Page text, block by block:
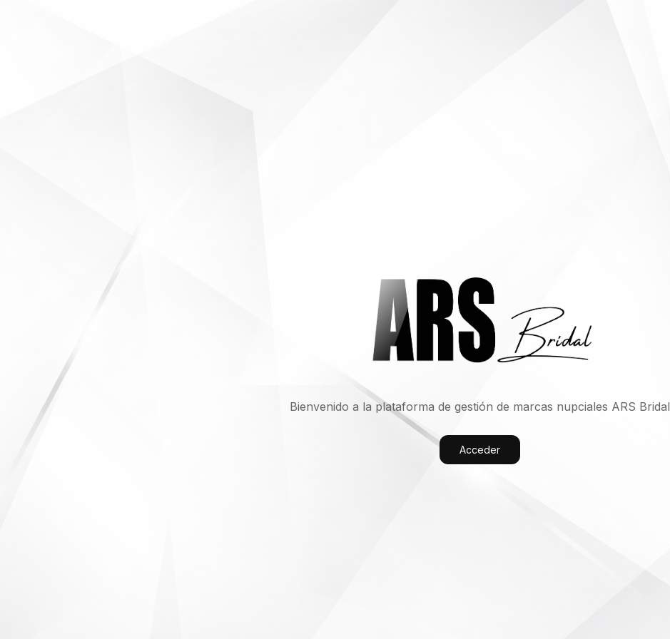
Bienvenido a la plataforma de gestión de marcas nupciales ARS Bridal
Acceder